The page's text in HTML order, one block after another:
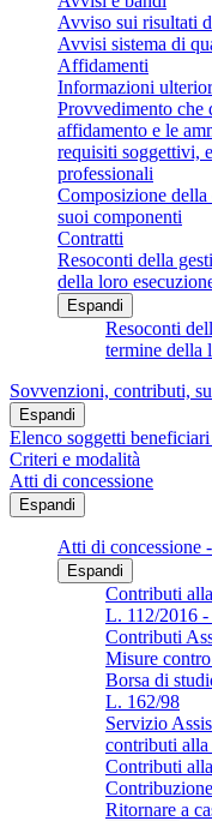
Avviso sui risultati
Avvisi sistema di
Affidamenti
Informazioni
Provvedimento che
affidamento e le
requisiti soggettivi,
professionali
Composizione
suoi componenti
Contratti
Resoconti della
della loro
Espandi
Resoconti
termine della
Sovvenzioni, contributi,
Espandi
Elenco soggetti
Criteri e modalità
Atti di concessione
Espandi
Atti di concessione
Espandi
Contributi
L. 112/2016
Contributi
Misure
Borsa di
L. 162/98
Servizio
contributi
Contributi
Ritornare a